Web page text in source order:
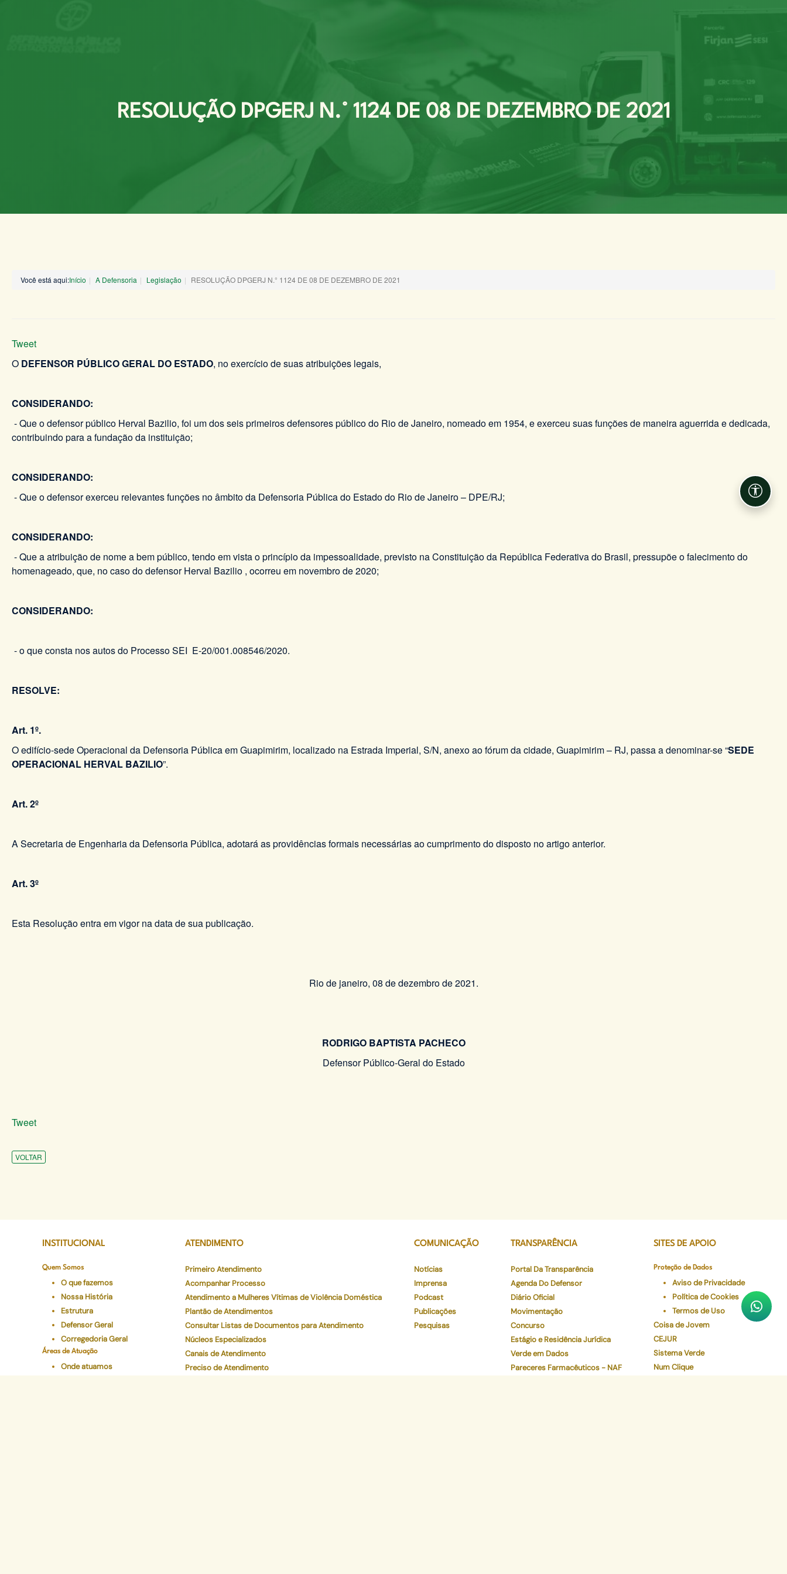
RESOLUÇÃO DPGERJ N.° 1124 DE 08 DE DEZEMBRO DE 2021
Você está aqui:Início A Defensoria Legislação RESOLUÇÃO DPGERJ N.° 1124 DE 08 DE DEZEMBRO DE 2021
Tweet
O DEFENSOR PÚBLICO GERAL DO ESTADO, no exercício de suas atribuições legais,
CONSIDERANDO:
- Que o defensor público Herval Bazilio, foi um dos seis primeiros defensores público do Rio de Janeiro, nomeado em 1954, e exerceu suas funções de maneira aguerrida e dedicada,
contribuindo para a fundação da instituição;
CONSIDERANDO:
- Que o defensor exerceu relevantes funções no âmbito da Defensoria Pública do Estado do Rio de Janeiro – DPE/RJ;
CONSIDERANDO:
- Que a atribuição de nome a bem público, tendo em vista o princípio da impessoalidade, previsto na Constituição da República Federativa do Brasil, pressupõe o falecimento do
homenageado, que, no caso do defensor Herval Bazilio , ocorreu em novembro de 2020;
CONSIDERANDO:
- o que consta nos autos do Processo SEI E-20/001.008546/2020.
RESOLVE:
Art. 1º.
O edifício-sede Operacional da Defensoria Pública em Guapimirim, localizado na Estrada Imperial, S/N, anexo ao fórum da cidade, Guapimirim – RJ, passa a denominar-se “SEDE
OPERACIONAL HERVAL BAZILIO”.
Art. 2º
A Secretaria de Engenharia da Defensoria Pública, adotará as providências formais necessárias ao cumprimento do disposto no artigo anterior.
Art. 3º
Esta Resolução entra em vigor na data de sua publicação.
Rio de janeiro, 08 de dezembro de 2021.
RODRIGO BAPTISTA PACHECO
Defensor Público-Geral do Estado
Tweet
VOLTAR
INSTITUCIONAL
Quem Somos
O que fazemos
Nossa História
Estrutura
Defensor Geral
Corregedoria Geral
Áreas de Atuação
Onde atuamos
ATENDIMENTO
Primeiro Atendimento
Acompanhar Processo
Atendimento a Mulheres Vítimas de Violência Doméstica
Plantão de Atendimentos
Consultar Listas de Documentos para Atendimento
Núcleos Especializados
Canais de Atendimento
Preciso de Atendimento
COMUNICAÇÃO
Notícias
Imprensa
Podcast
Publicações
Pesquisas
TRANSPARÊNCIA
Portal Da Transparência
Agenda Do Defensor
Diário Oficial
Movimentação
Concurso
Estágio e Residência Jurídica
Verde em Dados
Pareceres Farmacêuticos - NAF
SITES DE APOIO
Proteção de Dados
Aviso de Privacidade
Política de Cookies
Termos de Uso
Coisa de Jovem
CEJUR
Sistema Verde
Num Clique